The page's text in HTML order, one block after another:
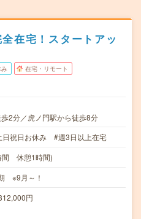
在宅！スタートアッ
み 在宅・リモート
2分／虎ノ門駅から徒歩8分
祝日お休み #週3日以上在宅
間 休憩1時間)
※9月～！
円